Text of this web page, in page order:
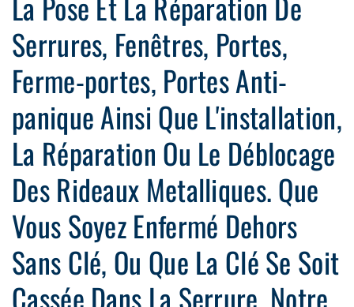
Serrures, Fenêtres, Portes,
Ferme-portes, Portes Anti-
panique Ainsi Que L'installation,
La Réparation Ou Le Déblocage
Des Rideaux Metalliques. Que
Vous Soyez Enfermé Dehors
Sans Clé, Ou Que La Clé Se Soit
Cassée Dans La Serrure, Notre